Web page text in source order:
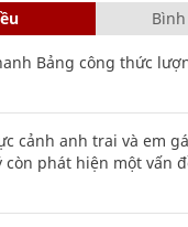
Bảng công thức
cảnh anh trai và em
phát hiện một vấn